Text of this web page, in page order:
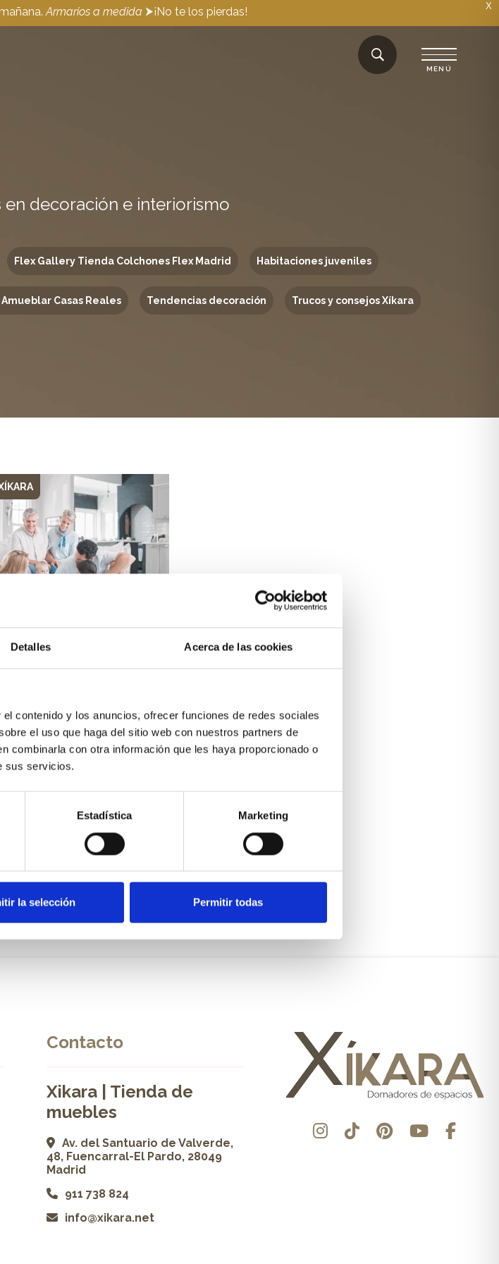
Detalles Acerca de las cookies
contenido y los anuncios, ofrecer funciones de redes sociales
el uso que haga del sitio web con nuestros partners de
combinarla con otra información que les haya proporcionado o
sus servicios.
Estadística Marketing
la selección Permitir todas
X
Armarios a medida ⮞¡No te los pierdas!
decoración e interiorismo
Flex Gallery Tienda Colchones Flex Madrid Habitaciones juveniles
Casas Reales Tendencias decoración Trucos y consejos Xíkara
familias
más
confort
miembros es
adultos, adolescentes, peques,
no puede ser...
Contacto
Xikara | Tienda de
muebles
Av. del Santuario de Valverde,
48, Fuencarral-El Pardo, 28049
Madrid
911 738 824
info@xikara.net